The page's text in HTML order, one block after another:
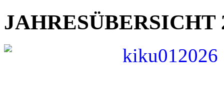
JAHRESÜBERSICHT